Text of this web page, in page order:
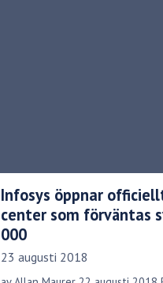
Infosys öppnar
center som förväntas
000
Publiceringsdatum:
23 augusti 2018